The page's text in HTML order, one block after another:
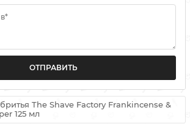
The Shave Factory Frankincense &
125 мл